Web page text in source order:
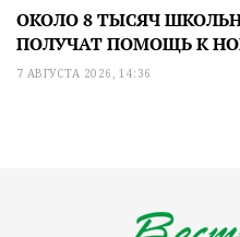
ОКОЛО 8 ТЫСЯЧ
ПОЛУЧАТ ПОМОЩЬ К
7 АВГУСТА 2026, 14:36